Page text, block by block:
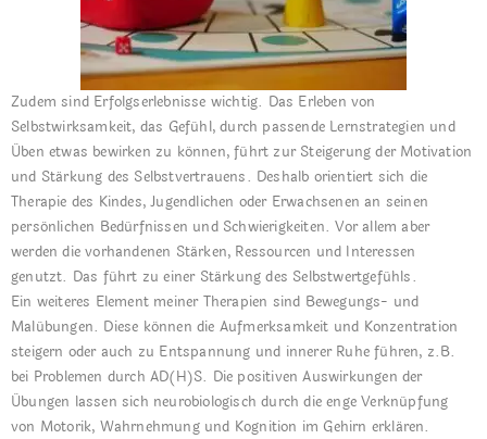
Zudem sind Erfolgserlebnisse wichtig. Das Erleben von
Selbstwirksamkeit, das Gefühl, durch passende Lernstrategien und
Üben etwas bewirken zu können, führt zur Steigerung der Motivation
und Stärkung des Selbstvertrauens. Deshalb orientiert sich die
Therapie des Kindes, Jugendlichen oder Erwachsenen an seinen
persönlichen Bedürfnissen und Schwierigkeiten. Vor allem aber
werden die vorhandenen Stärken, Ressourcen und Interessen
genutzt. Das führt zu einer Stärkung des Selbstwertgefühls.
Ein weiteres Element meiner Therapien sind Bewegungs- und
Malübungen. Diese können die Aufmerksamkeit und Konzentration
steigern oder auch zu Entspannung und innerer Ruhe führen, z.B.
bei Problemen durch AD(H)S. Die positiven Auswirkungen der
Übungen lassen sich neurobiologisch durch die enge Verknüpfung
von Motorik, Wahrnehmung und Kognition im Gehirn erklären.